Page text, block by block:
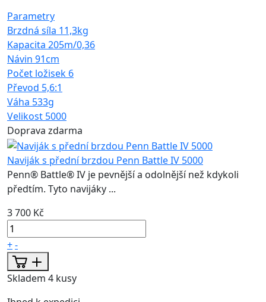
Parametry
Brzdná síla 11,3kg
Kapacita 205m/0,36
Návin 91cm
Počet ložisek 6
Převod 5,6:1
Váha 533g
Velikost 5000
Doprava zdarma
Naviják s přední brzdou Penn Battle IV 5000
Penn® Battle® IV je pevnější a odolnější než kdykoli
předtím. Tyto navijáky ...
3 700 Kč
+-
Skladem 4 kusy